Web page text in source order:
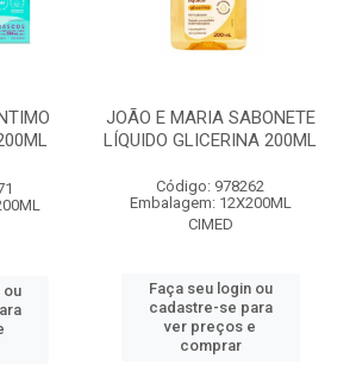
ou
JOÃO E MARIA SABONETE
LÍQUIDO GLICERINA 200ML
Código: 978262
Embalagem: 12X200ML
CIMED
Faça seu login ou
cadastre-se para
ver preços e
comprar